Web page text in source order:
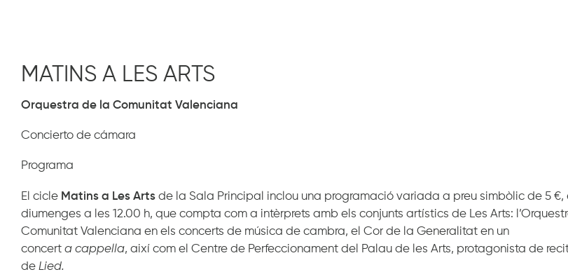
MATINS A LES ARTS
Orquestra de la Comunitat Valenciana
Concierto de cámara
Programa
El cicle Matins a Les Arts de la Sala Principal inclou una programació variada a preu simbòlic de 5 €,
diumenges a les 12.00 h, que compta com a intèrprets amb els conjunts artístics de Les Arts: l ’
Comunitat Valenciana en els concerts de música de cambra, el Cor de la Generalitat en un
concert a cappella, així com el Centre de Perfeccionament del Palau de les Arts, protagonista de
de Lied.